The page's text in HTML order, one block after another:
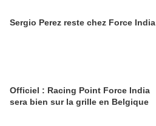
Sergio Perez reste chez Force India
Officiel : Racing Point Force India
sera bien sur la grille en Belgique